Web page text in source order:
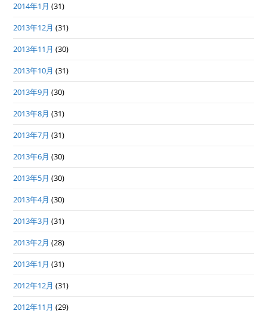
2014年1月 (31)
2013年12月 (31)
2013年11月 (30)
2013年10月 (31)
2013年9月 (30)
2013年8月 (31)
2013年7月 (31)
2013年6月 (30)
2013年5月 (30)
2013年4月 (30)
2013年3月 (31)
2013年2月 (28)
2013年1月 (31)
2012年12月 (31)
2012年11月 (29)